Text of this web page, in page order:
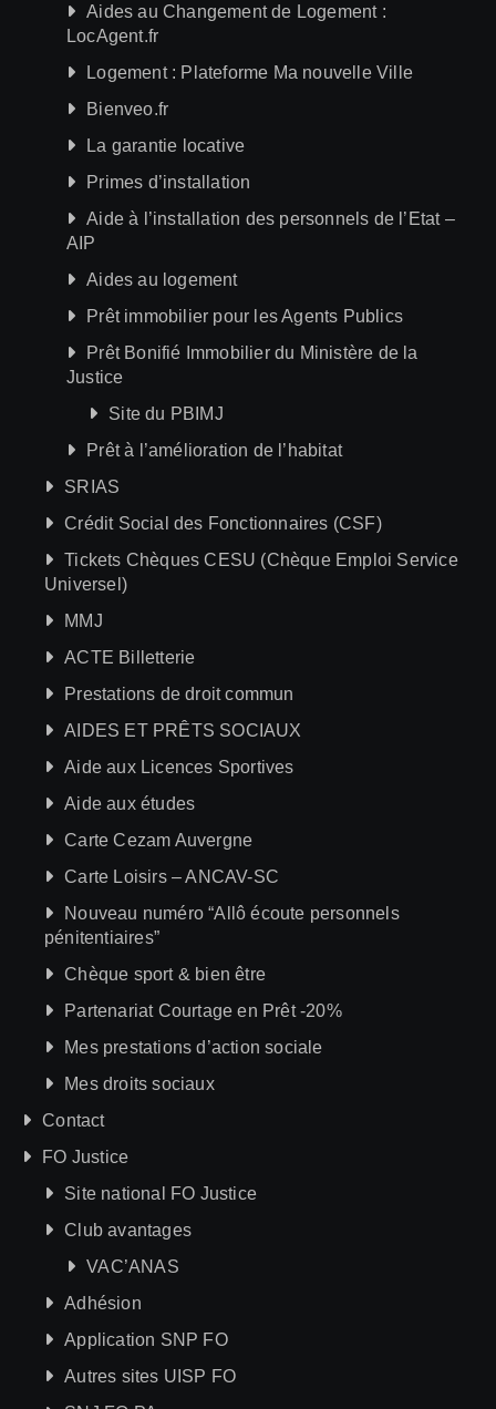
Aides au Changement de Logement :
LocAgent.fr
Logement : Plateforme Ma nouvelle Ville
Bienveo.fr
La garantie locative
Primes d’installation
Aide à l’installation des personnels de l’Etat –
AIP
Aides au logement
Prêt immobilier pour les Agents Publics
Prêt Bonifié Immobilier du Ministère de la
Justice
Site du PBIMJ
Prêt à l’amélioration de l’habitat
SRIAS
Crédit Social des Fonctionnaires (CSF)
Tickets Chèques CESU (Chèque Emploi Service
Universel)
MMJ
ACTE Billetterie
Prestations de droit commun
AIDES ET PRÊTS SOCIAUX
Aide aux Licences Sportives
Aide aux études
Carte Cezam Auvergne
Carte Loisirs – ANCAV-SC
Nouveau numéro “Allô écoute personnels
pénitentiaires”
Chèque sport & bien être
Partenariat Courtage en Prêt -20%
Mes prestations d’action sociale
Mes droits sociaux
Contact
FO Justice
Site national FO Justice
Club avantages
VAC’ANAS
Adhésion
Application SNP FO
Autres sites UISP FO